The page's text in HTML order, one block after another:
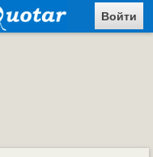
Войти